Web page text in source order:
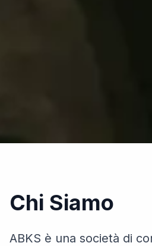
Chi Siamo
ABKS è una società di